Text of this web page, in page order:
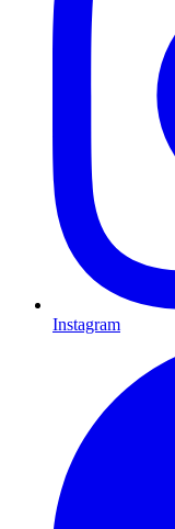
Instagram